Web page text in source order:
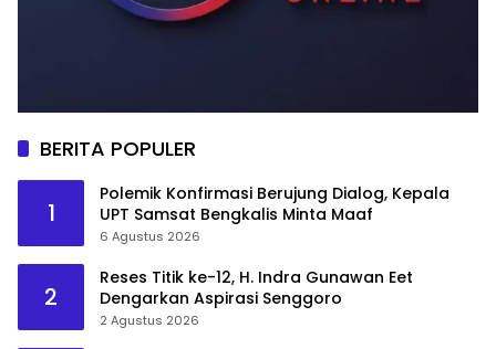
BERITA POPULER
1
Polemik Konfirmasi Berujung Dialog, Kepala
UPT Samsat Bengkalis Minta Maaf
6 Agustus 2026
2
Reses Titik ke-12, H. Indra Gunawan Eet
Dengarkan Aspirasi Senggoro
2 Agustus 2026